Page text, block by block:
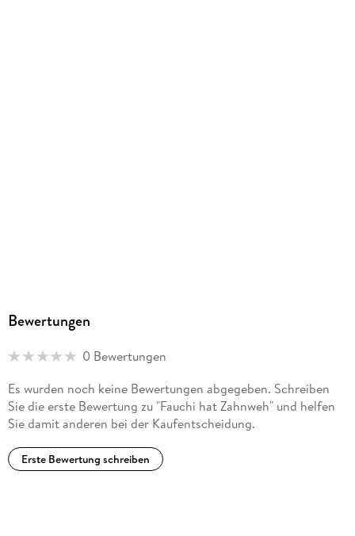
Bewertungen
0 Bewertungen
Es wurden noch keine Bewertungen abgegeben. Schreiben
Sie die erste Bewertung zu "Fauchi hat Zahnweh" und helfen
Sie damit anderen bei der Kaufentscheidung.
Erste Bewertung schreiben